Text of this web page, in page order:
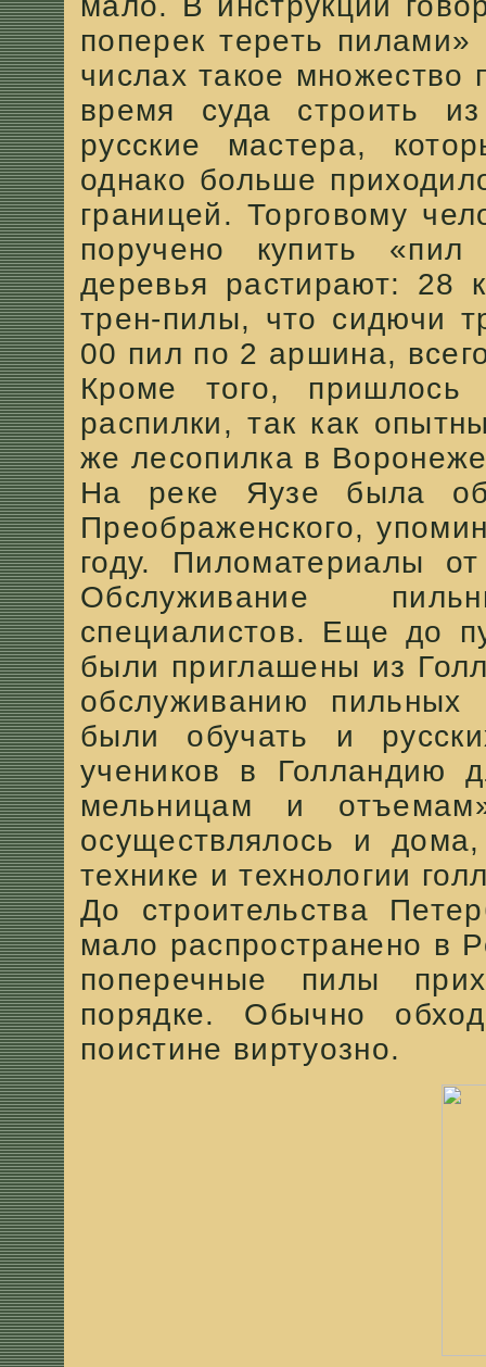
поперек тереть
числах такое множество
время суда строить
русские мастера,
однако больше
границей. Торговому
поручено купить
деревья растирают: 28
трен-пилы, что сидючи
00 пил по 2 аршина,
Кроме того, пришлось
распилки, так как
же лесопилка в
На реке Яузе была
Преображенского,
году. Пиломатериалы
Обслуживание
специалистов. Еще до
были приглашены из
обслуживанию
были обучать и
учеников в Голландию
мельницам и
осуществлялось и
технике и технологии
До строительства
мало распространено в
поперечные пилы
порядке. Обычно
поистине виртуозно.